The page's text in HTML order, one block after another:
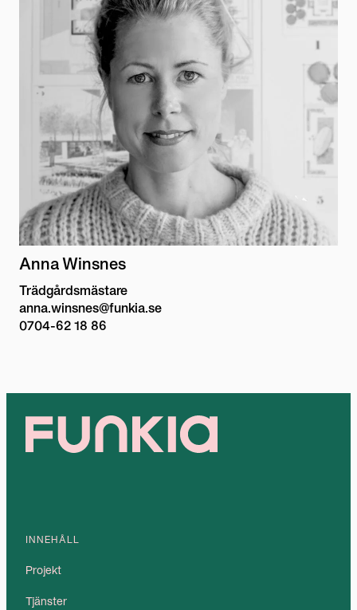
Anna Winsnes
Trädgårdsmästare
anna.winsnes@funkia.se
0704-62 18 86
INNEHÅLL
Projekt
Tjänster